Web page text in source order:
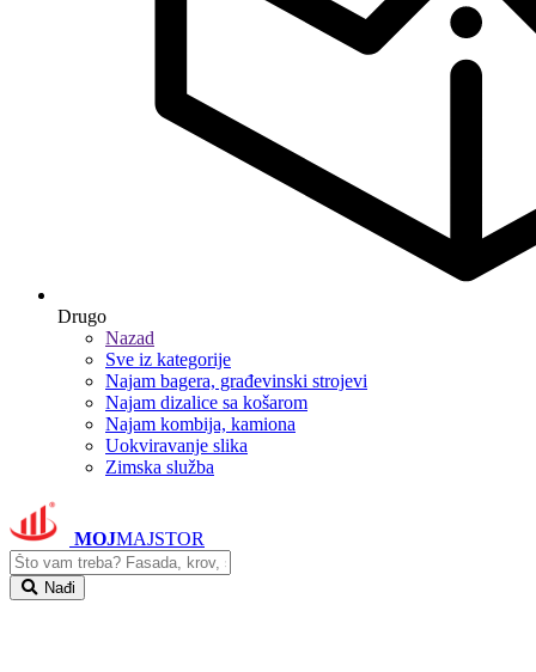
Drugo
Nazad
Sve iz kategorije
Najam bagera, građevinski strojevi
Najam dizalice sa košarom
Najam kombija, kamiona
Uokviravanje slika
Zimska služba
MOJMAJSTOR
Nađi